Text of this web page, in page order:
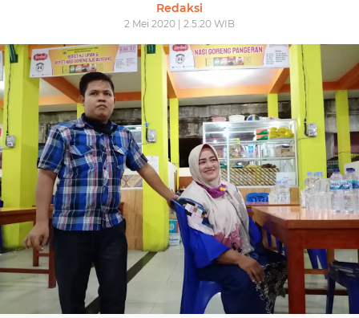
Redaksi
2 Mei 2020 | 2.5.20 WIB